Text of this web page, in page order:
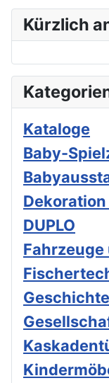
Kürzlich
Kataloge
Baby-
DUPLO